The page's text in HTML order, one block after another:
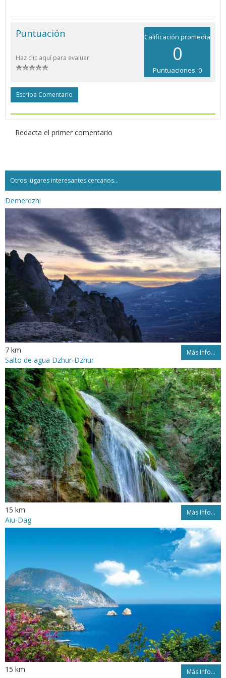
Calificación promedia
0
Puntuaciones: 0
Puntuación
Haz clic aquí para evaluar
Escriba Comentario
Redacta el primer comentario
Otros lugares interesantes cercanos...
Demerdzhi
7 km Más Info...
Salto de agua Dzhur-Dzhur
15 km Más Info...
Aiu-Dag
15 km Más Info...